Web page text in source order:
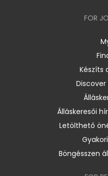
FOR
Készíts
Álláskeresői
Letölthető
Böngésszen